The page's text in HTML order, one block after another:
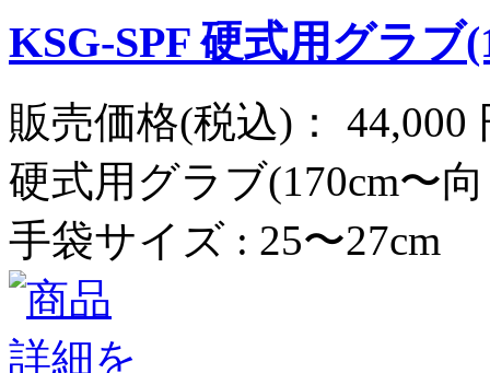
KSG-SPF 硬式用グラブ
販売価格(税込)： 44,000
硬式用グラブ(170cm〜
手袋サイズ : 25〜27cm